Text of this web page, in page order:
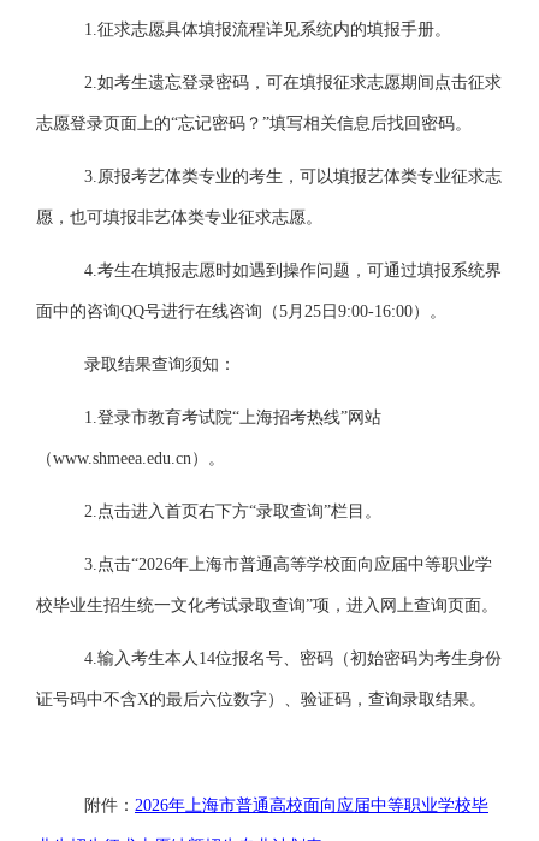
1.征求志愿具体填报流程详见系统内的填报手册。
2.如考生遗忘登录密码，可在填报征求志愿期间点击征求
志愿登录页面上的“忘记密码？”填写相关信息后找回密码。
3.原报考艺体类专业的考生，可以填报艺体类专业征求志
愿，也可填报非艺体类专业征求志愿。
4.考生在填报志愿时如遇到操作问题，可通过填报系统界
面中的咨询QQ号进行在线咨询（5月25日9:00-16:00）。
录取结果查询须知：
1.登录市教育考试院“上海招考热线”网站
（www.shmeea.edu.cn）。
2.点击进入首页右下方“录取查询”栏目。
3.点击“2026年上海市普通高等学校面向应届中等职业学
校毕业生招生统一文化考试录取查询”项，进入网上查询页面。
4.输入考生本人14位报名号、密码（初始密码为考生身份
证号码中不含X的最后六位数字）、验证码，查询录取结果。
附件： 2026年上海市普通高校面向应届中等职业学校毕